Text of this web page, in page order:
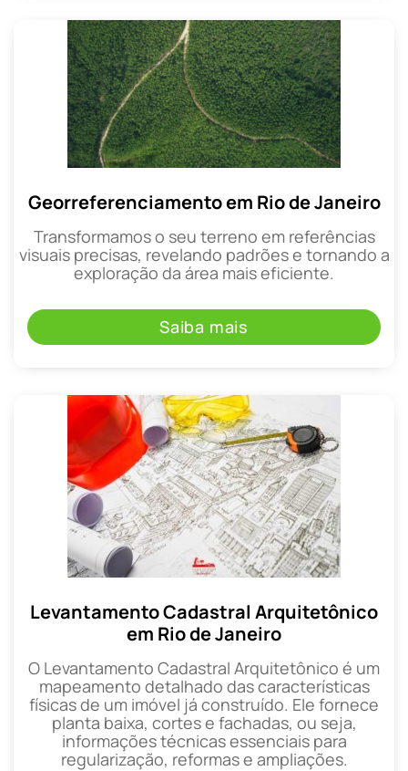
Georreferenciamento em Rio de Janeiro
Transformamos o seu terreno em referências
visuais precisas, revelando padrões e tornando a
exploração da área mais eficiente.
Saiba mais
Levantamento Cadastral Arquitetônico
em Rio de Janeiro
O Levantamento Cadastral Arquitetônico é um
mapeamento detalhado das características
físicas de um imóvel já construído. Ele fornece
planta baixa, cortes e fachadas, ou seja,
informações técnicas essenciais para
regularização, reformas e ampliações.